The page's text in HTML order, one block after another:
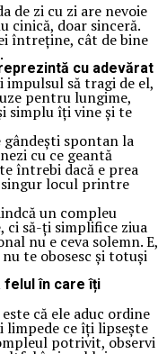
de zi cu zi are nevoie
cinică, doar sinceră.
întreține, cât de bine
cu adevărat
impulsul să tragi de el,
pentru lungime,
simplu îți vine și te
spontan la
cu ce geantă
întrebi dacă e prea
singur locul printre
un compleu
ci să-ți simplifice ziua
nu e ceva solemn. E,
te obosesc și totuși
felul în care îți
că ele aduc ordine
limpede ce îți lipsește
potrivit, observi